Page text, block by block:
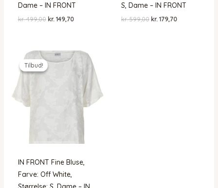
Dame – IN FRONT
kr.499,00 Den
kr. 499,00.
kr.149,70Den
kr. 149,70.
S, Dame – IN FRONT
kr.599,00 Den
kr.179,70Den
Tilbud!
Tilbud!
IN FRONT Fine Bluse,
Farve: Off White,